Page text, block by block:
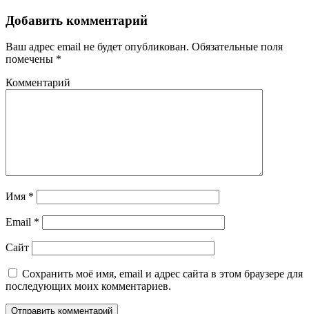
Добавить комментарий
Ваш адрес email не будет опубликован. Обязательные поля
помечены *
Комментарий
Имя *
Email *
Сайт
Сохранить моё имя, email и адрес сайта в этом браузере для
последующих моих комментариев.